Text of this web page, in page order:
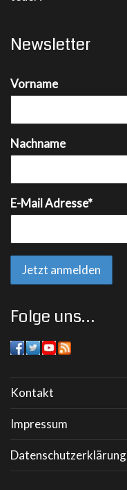
Newsletter
Vorname
Nachname
E-Mail Adresse*
Folge uns…
Kontakt
Impressum
Datenschutzerklärung